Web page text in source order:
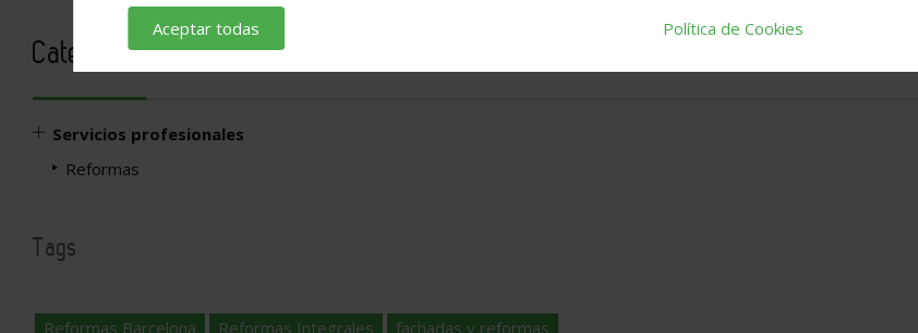
Categorías
Servicios profesionales
Reformas
Tags
Reformas Barcelona Reformas Integrales fachadas y reformas
Aceptar todas Política de Cookies